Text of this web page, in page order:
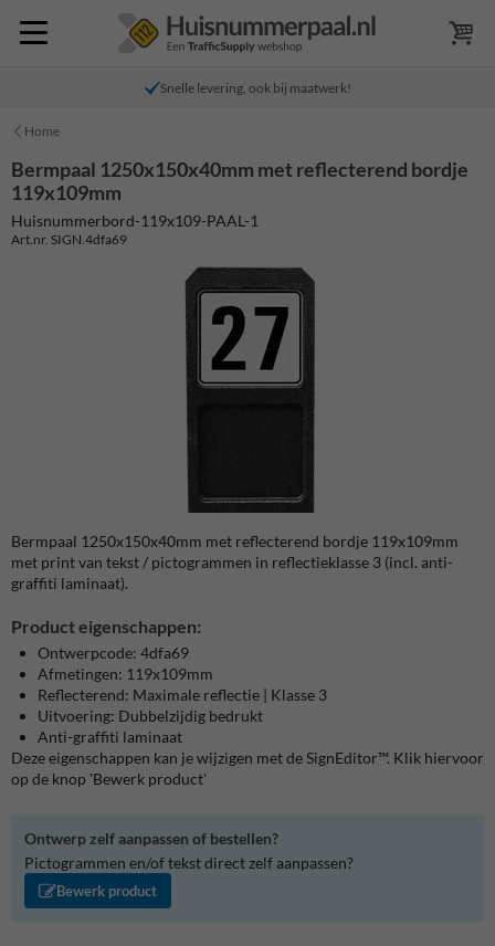
Snelle levering, ook bij maatwerk!
Home
Bermpaal 1250x150x40mm met reflecterend bordje
119x109mm
Huisnummerbord-119x109-PAAL-1
Art.nr. SIGN.4dfa69
Bermpaal 1250x150x40mm met reflecterend bordje 119x109mm
met print van tekst / pictogrammen in reflectieklasse 3 (incl. anti-
graffiti laminaat).
Product eigenschappen:
Ontwerpcode: 4dfa69
Afmetingen: 119x109mm
Reflecterend: Maximale reflectie | Klasse 3
Uitvoering: Dubbelzijdig bedrukt
Anti-graffiti laminaat
Deze eigenschappen kan je wijzigen met de SignEditor™. Klik hiervoor
op de knop 'Bewerk product'
Ontwerp zelf aanpassen of bestellen?
Pictogrammen en/of tekst direct zelf aanpassen?
Bewerk product